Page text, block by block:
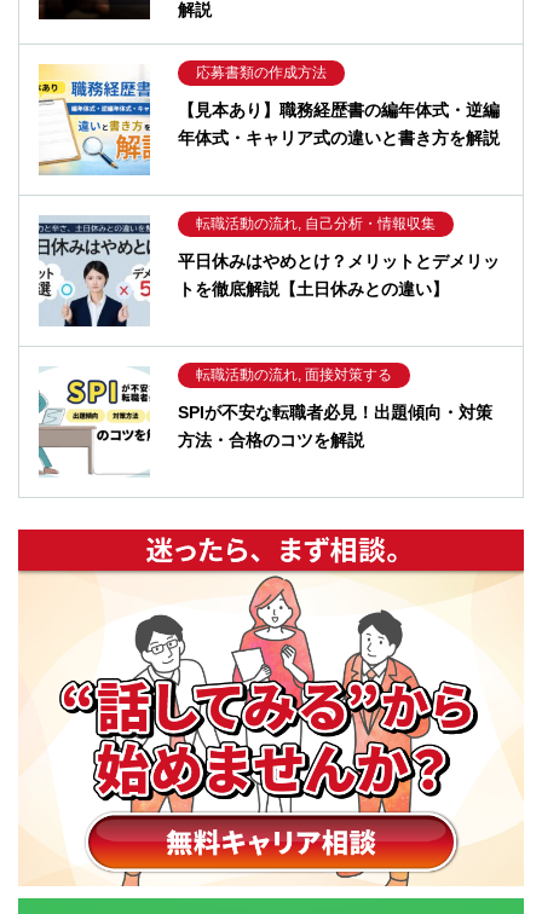
解説
応募書類の作成方法
【見本あり】職務経歴書の編年体式・逆編
年体式・キャリア式の違いと書き方を解説
転職活動の流れ, 自己分析・情報収集
平日休みはやめとけ？メリットとデメリッ
トを徹底解説【土日休みとの違い】
転職活動の流れ, 面接対策する
SPIが不安な転職者必見！出題傾向・対策
方法・合格のコツを解説